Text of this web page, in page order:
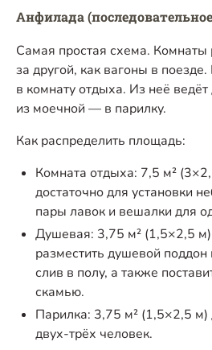
Анфилада
Самая простая схема.
за другой, как вагоны в
в комнату отдыха. Из неё
из моечной — в парилку.
Как распределить площадь:
Комната отдыха: 7,5 м²
достаточно для установки
пары лавок и вешалки для
Душевая: 3,75 м² (1,5×2,5
разместить душевой поддон
слив в полу, а также
скамью.
Парилка: 3,75 м² (1,5×2,5 м)
двух-трёх человек.